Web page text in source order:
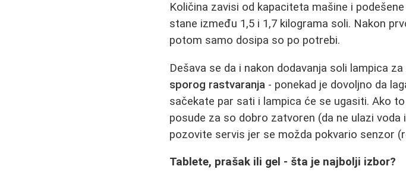
Količina zavisi od kapaciteta mašine i
stane između 1,5 i 1,7 kilograma soli. Nakon
potom samo dosipa so po potrebi.
Dešava se da i nakon dodavanja soli lampica
sporog rastvaranja - ponekad je dovoljno da
sačekate par sati i lampica će se ugasiti. Ako
posude za so dobro zatvoren (da ne ulazi
pozovite servis jer se možda pokvario senzor
Tablete, prašak ili gel - šta je najbolji izbor?